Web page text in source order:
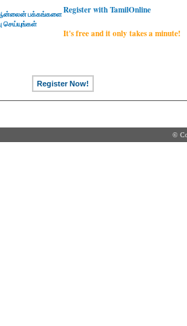
பக்கங்களை
செய்யுங்கள்
Register with TamilOnline
It's free and it only takes a minute!
©